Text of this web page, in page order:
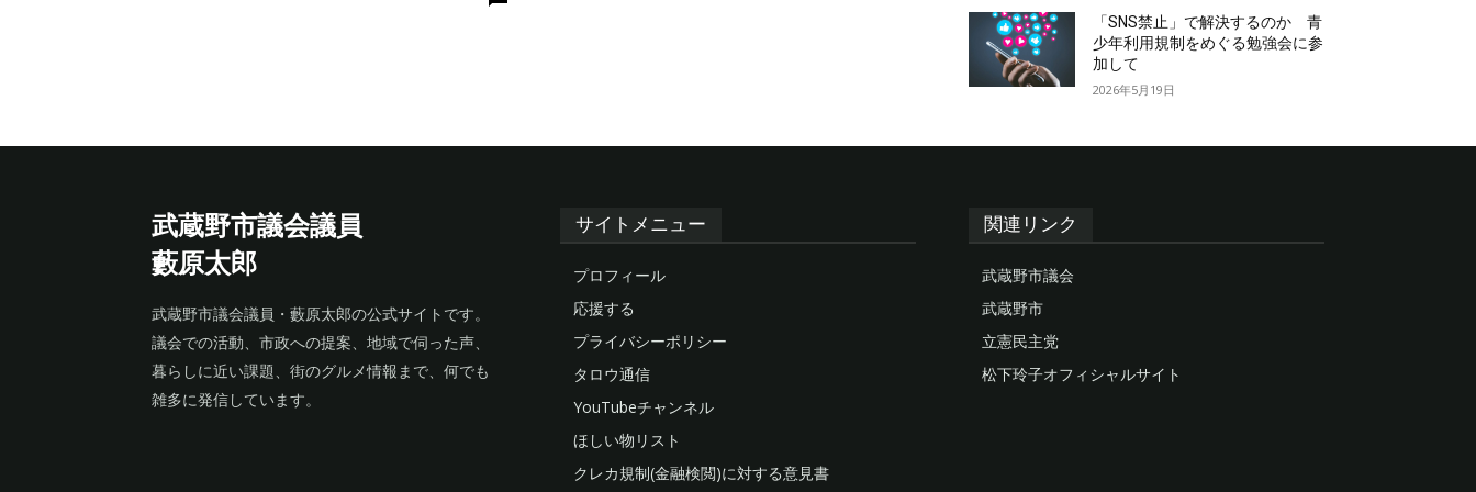
「SNS禁止」で解決するのか 青
少年利用規制をめぐる勉強会に参
加して
2026年5月19日
武蔵野市議会議員
藪原太郎
武蔵野市議会議員・藪原太郎の公式サイトです。
議会での活動、市政への提案、地域で伺った声、
暮らしに近い課題、街のグルメ情報まで、何でも
雑多に発信しています。
サイトメニュー
プロフィール
応援する
プライバシーポリシー
タロウ通信
YouTubeチャンネル
ほしい物リスト
クレカ規制(金融検閲)に対する意見書
関連リンク
武蔵野市議会
武蔵野市
立憲民主党
松下玲子オフィシャルサイト